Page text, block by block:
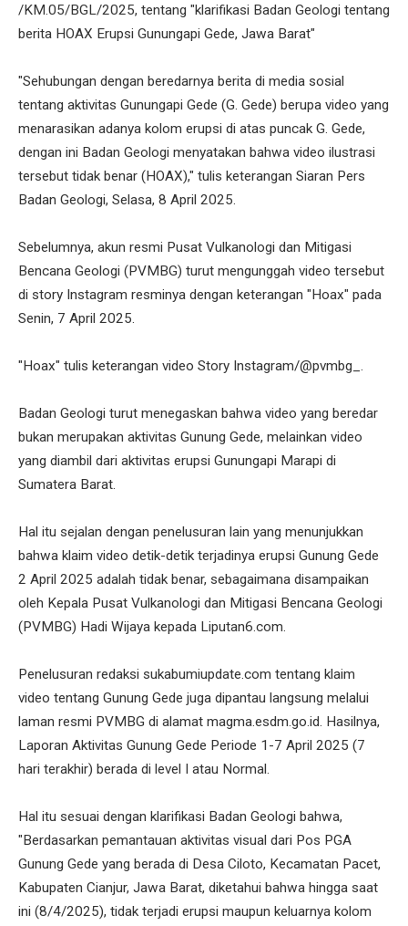
/KM.05/BGL/2025, tentang "klarifikasi Badan Geologi tentang
berita HOAX Erupsi Gunungapi Gede, Jawa Barat"
"Sehubungan dengan beredarnya berita di media sosial
tentang aktivitas Gunungapi Gede (G. Gede) berupa video yang
menarasikan adanya kolom erupsi di atas puncak G. Gede,
dengan ini Badan Geologi menyatakan bahwa video ilustrasi
tersebut tidak benar (HOAX)," tulis keterangan Siaran Pers
Badan Geologi, Selasa, 8 April 2025.
Sebelumnya, akun resmi Pusat Vulkanologi dan Mitigasi
Bencana Geologi (PVMBG) turut mengunggah video tersebut
di story Instagram resminya dengan keterangan "Hoax" pada
Senin, 7 April 2025.
"Hoax" tulis keterangan video Story Instagram/@pvmbg_.
Badan Geologi turut menegaskan bahwa video yang beredar
bukan merupakan aktivitas Gunung Gede, melainkan video
yang diambil dari aktivitas erupsi Gunungapi Marapi di
Sumatera Barat.
Hal itu sejalan dengan penelusuran lain yang menunjukkan
bahwa klaim video detik-detik terjadinya erupsi Gunung Gede
2 April 2025 adalah tidak benar, sebagaimana disampaikan
oleh Kepala Pusat Vulkanologi dan Mitigasi Bencana Geologi
(PVMBG) Hadi Wijaya kepada Liputan6.com.
Penelusuran redaksi sukabumiupdate.com tentang klaim
video tentang Gunung Gede juga dipantau langsung melalui
laman resmi PVMBG di alamat magma.esdm.go.id. Hasilnya,
Laporan Aktivitas Gunung Gede Periode 1-7 April 2025 (7
hari terakhir) berada di level I atau Normal.
Hal itu sesuai dengan klarifikasi Badan Geologi bahwa,
"Berdasarkan pemantauan aktivitas visual dari Pos PGA
Gunung Gede yang berada di Desa Ciloto, Kecamatan Pacet,
Kabupaten Cianjur, Jawa Barat, diketahui bahwa hingga saat
ini (8/4/2025), tidak terjadi erupsi maupun keluarnya kolom